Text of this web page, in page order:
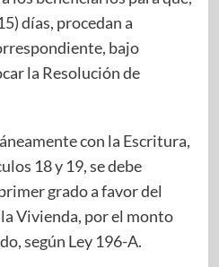
días, procedan a
bajo
la Resolución de
con la Escritura,
18 y 19, se debe
grado a favor del
Vivienda, por el monto
según Ley 196-A.